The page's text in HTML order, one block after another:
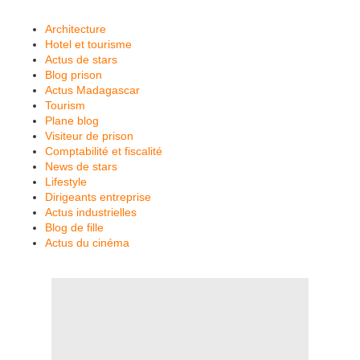
Architecture
Hotel et tourisme
Actus de stars
Blog prison
Actus Madagascar
Tourism
Plane blog
Visiteur de prison
Comptabilité et fiscalité
News de stars
Lifestyle
Dirigeants entreprise
Actus industrielles
Blog de fille
Actus du cinéma